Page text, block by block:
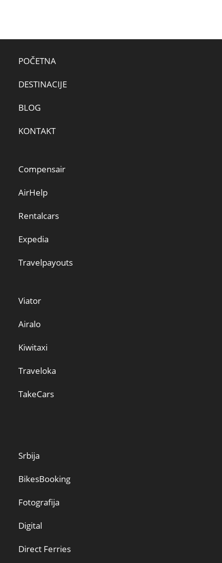
POČETNA
DESTINACIJE
BLOG
KONTAKT
Compensair
AirHelp
Rentalcars
Expedia
Travelpayouts
Viator
Airalo
Kiwitaxi
Traveloka
TakeCars
Srbija
BikesBooking
Fotografija
Digital
Direct Ferries